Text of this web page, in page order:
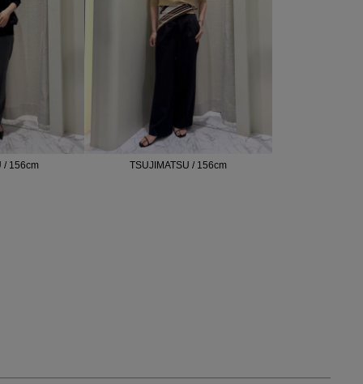
/ 156cm TSUJIMATSU / 156cm